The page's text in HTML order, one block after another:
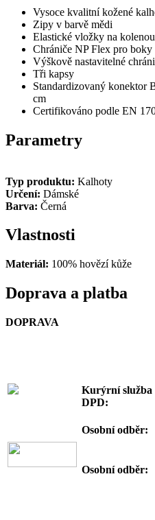
Vysoce kvalitní kožené
Zipy v barvě mědi
Elastické vložky na kolenou
Chrániče NP Flex pro boky
Výškově nastavitelné
Tři kapsy
Standardizovaný konektor
cm
Certifikováno podle EN
Parametry
Typ produktu: Kalhoty
Určení: Dámské
Barva: Černá
Vlastnosti
Materiál: 100% hovězí kůže
Doprava a platba
DOPRAVA
Kurýrní služba
DPD:
Osobní odběr:
Osobní odběr: